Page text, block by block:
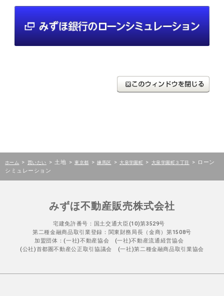
ホーム > 買いたい > 土地 > 東京都 > 練馬区 > 大泉学園町 > 大泉学園町３丁目 > ローン
シミュレーション
みずほ不動産販売株式会社
宅建免許番号：国土交通大臣(10)第3529号
第二種金融商品取引業登録：関東財務局長（金商）第1508号
加盟団体：(一社)不動産協会 (一社)不動産流通経営協会
(公社)首都圏不動産公正取引協議会 (一社)第二種金融商品取引業協会